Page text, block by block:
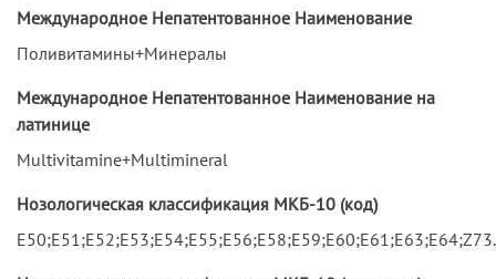
Международное Непатентованное Наименование
Поливитамины+Минералы
Международное Непатентованное Наименование на
латинице
Multivitamine+Multimineral
Нозологическая классификация МКБ-10 (код)